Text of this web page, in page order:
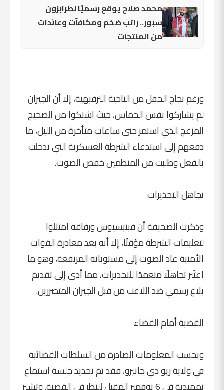
محمد صلاح يوقع رسميًا لطرابزون
سبور.. راتب ضخم ومكافآت وعائدات
من المنتجات
ورغم نجاح الحفل من الناحية الترفيهية، إلا أن الجيران
لم يشاركوا نفس الحماس، حيث اشتكوا من الضجيج
المزعج الذي استمر حتى ساعات متأخرة من الليل، ما
دفعهم إلى استدعاء الشرطة العسكرية التي تدخلت
بالفعل وطلبت من المنظمين خفض الصوت.
تجاهل التحذيرات
وذكرت الصحيفة أن فينيسيوس ورفاقه امتثلوا
لتعليمات الشرطة مؤقتًا، إلا أنه بعد مغادرة القوات
الأمنية عاد الصوت إلى مستوياته المرتفعة، وهو ما
اعتُبر تجاهلًا متعمدًا للتحذيرات، مما أدى إلى تقديم
بلاغ رسمي ضد اللاعب من قبل الجيران المتضررين.
القضية أمام القضاء
وبحسب المعلومات الصادرة من السلطات القضائية
في ولاية ريو دي جانيرو، فقد تم تحديد جلسة استماع
تمهيدية في 6 نوفمبر المقبل للنظر في القضية. وتشير